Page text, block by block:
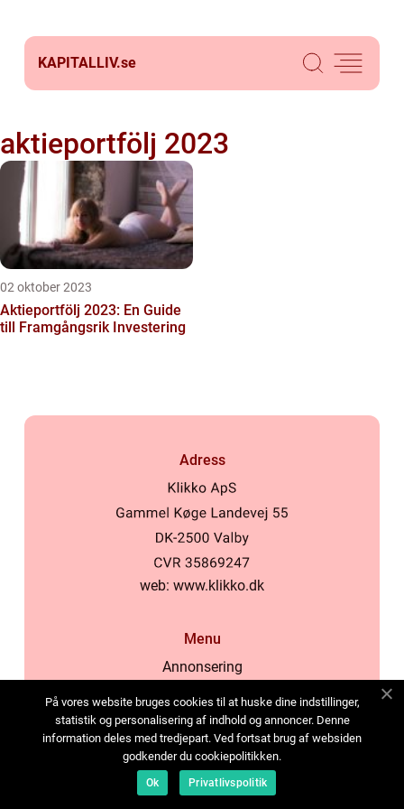
KAPITALLIV.se
aktieportfölj 2023
02 oktober 2023
Aktieportfölj 2023: En Guide
till Framgångsrik Investering
Adress
web: www.klikko.dk
Menu
Annonsering
Cookies
Kontakta oss
Sitemap
På vores website bruges cookies til at huske dine indstillinger,
statistik og personalisering af indhold og annoncer. Denne
information deles med tredjepart. Ved fortsat brug af websiden
godkender du cookiepolitikken.
Ok Privatlivspolitik